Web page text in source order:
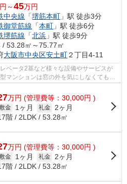
～45万円
中央線 「堺筋本町 」駅 徒歩3分
御堂筋線 「本町 」駅 徒歩6分
堺筋線 「北浜 」駅 徒歩9分
/ 53.28㎡～75.77㎡
大阪市中央区安土町２丁目4-11
ベータ2基など様々な設備やサービスが
マンションは窓の外を気にしなくてもい
アク...
万円 (管理費等：30,000円 )
金 1ヶ月 礼金 2ヶ月
階 / 2LDK / 53.28㎡
万円 (管理費等：30,000円 )
金 1ヶ月 礼金 2ヶ月
階 / 2LDK / 53.28㎡